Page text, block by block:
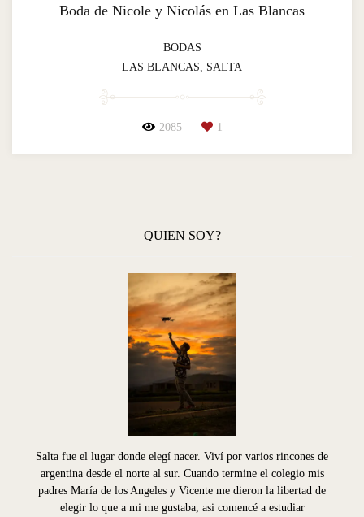
Boda de Nicole y Nicolás en Las Blancas
BODAS
LAS BLANCAS, SALTA
2085 1
QUIEN SOY?
Salta fue el lugar donde elegí nacer. Viví por varios rincones de
argentina desde el norte al sur. Cuando termine el colegio mis
padres María de los Angeles y Vicente me dieron la libertad de
elegir lo que a mi me gustaba, asi comencé a estudiar